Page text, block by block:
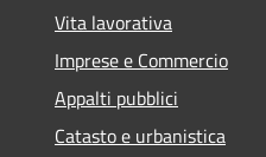
Vita lavorativa
Imprese e Commercio
Appalti pubblici
Catasto e urbanistica